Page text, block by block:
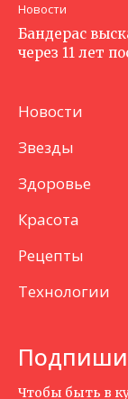
Новости
Бандерас
через 11 лет
Новости
Звезды
Здоровье
Красота
Рецепты
Технологии
Чтобы быть в